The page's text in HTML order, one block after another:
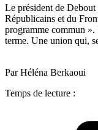
Le président de Debout
Républicains et du
programme commun
terme. Une union qui,
Par Héléna Berkaoui
Temps de lecture :